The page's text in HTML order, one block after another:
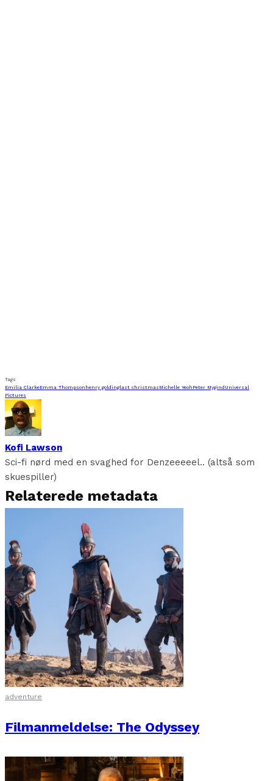
Tags
Emilia ClarkeEmma Thompson henry golding last christmas Michelle Yeoh Peter Mygind Universal
Pictures
Kofi Lawson
Sci-fi nørd med en svaghed for Denzeeeeel.. (altså som
skuespiller)
Relaterede metadata
adventure
Filmanmeldelse: The Odyssey